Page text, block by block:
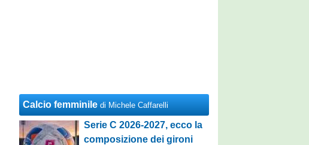
Calcio femminile di Michele Caffarelli
Serie C 2026-2027, ecco la
composizione dei gironi